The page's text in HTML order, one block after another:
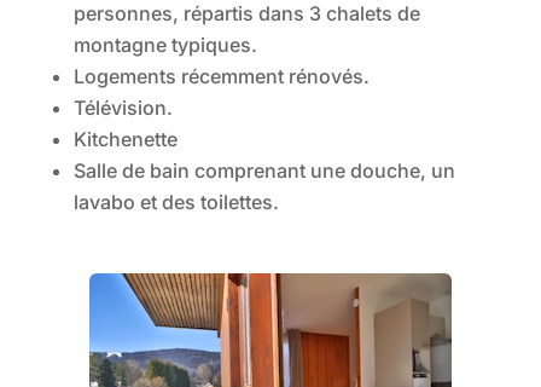
personnes, répartis dans 3 chalets de
montagne typiques.
Logements récemment rénovés.
Télévision.
Kitchenette
Salle de bain comprenant une douche, un
lavabo et des toilettes.